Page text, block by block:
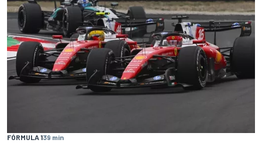
FÓRMULA 139 min